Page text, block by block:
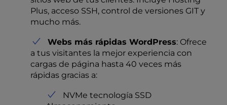
Plus, acceso SSH, control de versiones GIT y
mucho más.
Webs más rápidas WordPress: Ofrece
a tus visitantes la mejor experiencia con
cargas de página hasta 40 veces más
rápidas gracias a:
NVMe tecnología SSD